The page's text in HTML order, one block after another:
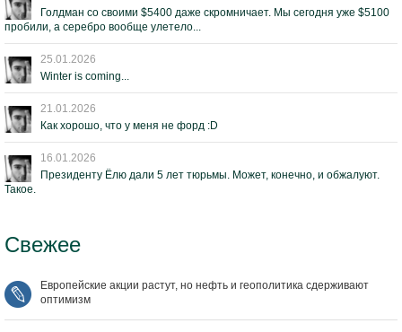
Голдман со своими $5400 даже скромничает. Мы сегодня уже $5100
пробили, а серебро вообще улетело...
25.01.2026
Winter is coming...
21.01.2026
Как хорошо, что у меня не форд :D
16.01.2026
Президенту Ёлю дали 5 лет тюрьмы. Может, конечно, и обжалуют.
Такое.
Свежее
Европейские акции растут, но нефть и геополитика сдерживают
оптимизм